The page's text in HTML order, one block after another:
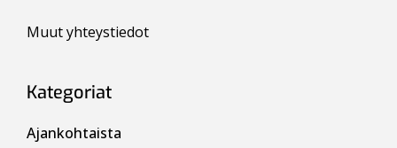
Muut yhteystiedot
Kategoriat
Ajankohtaista